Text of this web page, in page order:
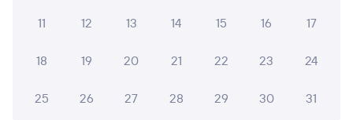
11 12 13 14 15 16 17
18 19 20 21 22 23 24
25 26 27 28 29 30 31